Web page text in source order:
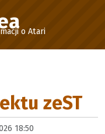
o Atari
zeST
18:50